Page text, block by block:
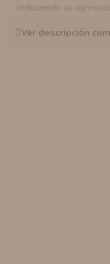
reduciendo su
Ver descripción